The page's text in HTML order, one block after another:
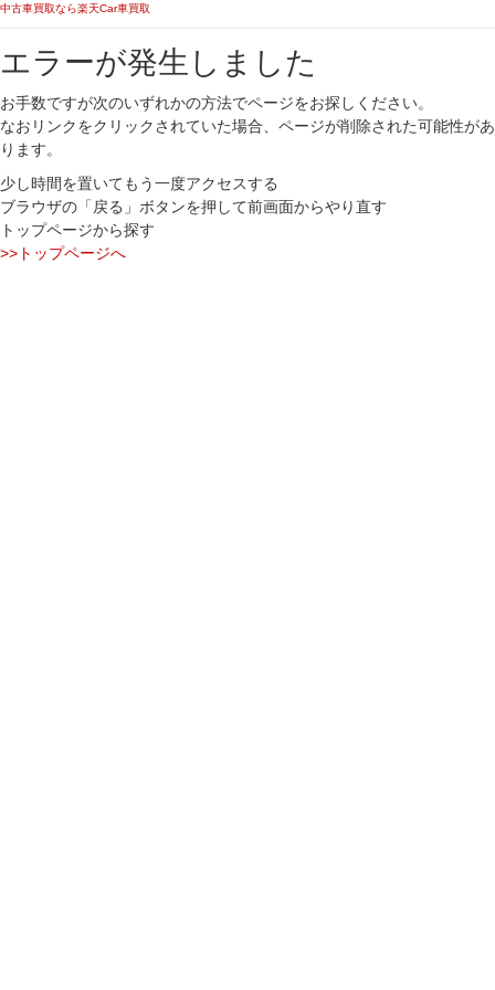
中古車買取なら楽天Car車買取
エラーが発生しました
お手数ですが次のいずれかの方法でページをお探しください。
なおリンクをクリックされていた場合、ページが削除された可能性があ
ります。
少し時間を置いてもう一度アクセスする
ブラウザの「戻る」ボタンを押して前画面からやり直す
トップページから探す
>>トップページへ